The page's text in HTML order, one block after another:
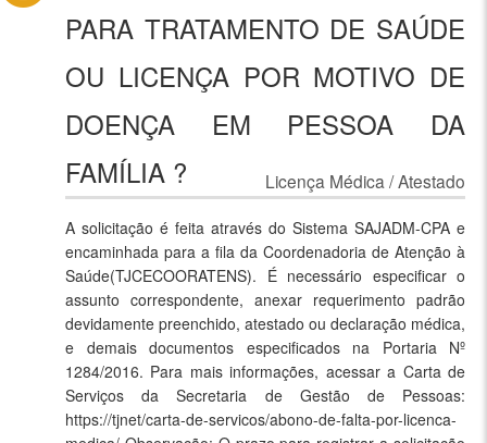
PARA TRATAMENTO DE SAÚDE
OU LICENÇA POR MOTIVO DE
DOENÇA EM PESSOA DA
FAMÍLIA ?
Licença Médica / Atestado
A solicitação é feita através do Sistema SAJADM-CPA e
encaminhada para a fila da Coordenadoria de Atenção à
Saúde(TJCECOORATENS). É necessário especificar o
assunto correspondente, anexar requerimento padrão
devidamente preenchido, atestado ou declaração médica,
e demais documentos especificados na Portaria Nº
1284/2016. Para mais informações, acessar a Carta de
Serviços da Secretaria de Gestão de Pessoas:
https://tjnet/carta-de-servicos/abono-de-falta-por-licenca-